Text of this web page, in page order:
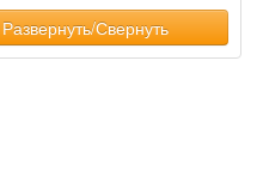
Развернуть/Свернуть